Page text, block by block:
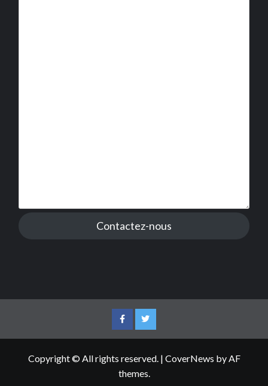
Contactez-nous
FacebookTwitter
Copyright © All rights reserved. | CoverNews by AF
themes.